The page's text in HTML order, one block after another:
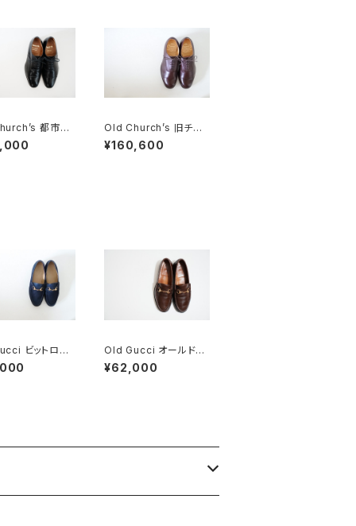
都市無
パンチドキ
ウ 85F
Old Church’s 旧チャ
ーチ 三都市 MESSEN
GER メッセンジャー 85
¥160,600
ビットロー
36C Navy Sue
Old Gucci オールドグ
ッチ ホースビットローフ
ァー 8.5D DB ラバー
¥62,000